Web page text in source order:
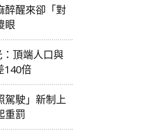
醉醒來卻「對
眼
頂端人口與
140倍
駕駛」新制上
重罰